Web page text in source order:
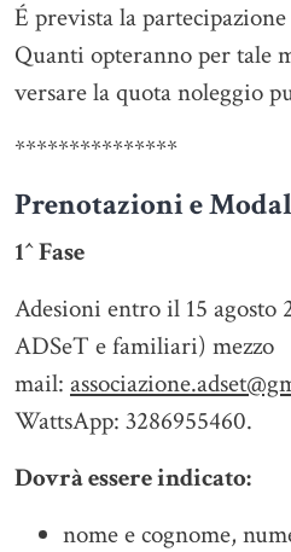
É prevista la
Quanti opteranno per tale
versare la quota noleggio
***************
Prenotazioni e
1^ Fase
Adesioni entro il 15 agosto
ADSeT e familiari) mezzo
mail:
WattsApp: 3286955460.
Dovrà essere indicato:
nome e cognome,